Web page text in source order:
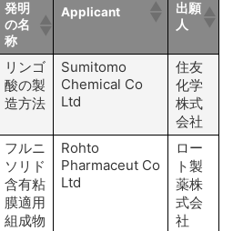
発明
の名
称
Applicant
出願
人
リンゴ
酸の製
造方法
Sumitomo
Chemical Co
Ltd
住友
化学
株式
会社
フルニ
ソリド
含有粘
膜適用
組成物
Rohto
Pharmaceut Co
Ltd
ロー
ト製
薬株
式会
社